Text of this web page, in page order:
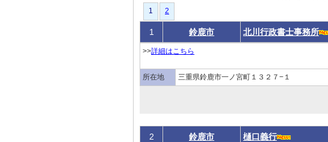
1 2
1 鈴鹿市 北川行政書士事務所
>>詳細はこちら
所在地 三重県鈴鹿市一ノ宮町１３２７−１
2 鈴鹿市 樋口義行